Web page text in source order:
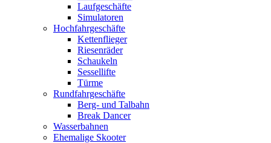
Laufgeschäfte
Simulatoren
Hochfahrgeschäfte
Kettenflieger
Riesenräder
Schaukeln
Sessellifte
Türme
Rundfahrgeschäfte
Berg- und Talbahn
Break Dancer
Wasserbahnen
Ehemalige Skooter